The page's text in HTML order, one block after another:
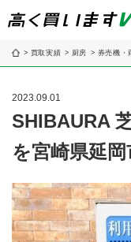
まずは
査定を
買
24
買取に関する質
簡単操
買取実績 厨房 券売機・
2023.09.01
SHIBAURA
を宮崎県延岡